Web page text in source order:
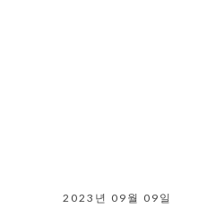
2023년 09월 09일